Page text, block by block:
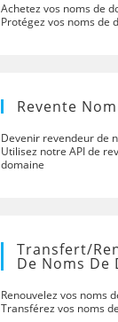
Achetez vos noms de
Protégez vos noms de
Revente
Devenir revendeur de
Utilisez notre API de
domaine
Transfert/
De Noms De
Renouvelez vos noms
Transférez vos noms